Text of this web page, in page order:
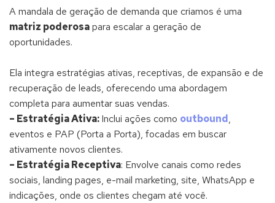
A mandala de geração de demanda que criamos é uma
matriz poderosapara escalar a geração de
oportunidades.
Ela integra estratégias ativas, receptivas, de expansão e de
recuperação de leads, oferecendo uma abordagem
completa para aumentar suas vendas.
– Estratégia Ativa:Inclui ações como outbound,
eventos e PAP (Porta a Porta), focadas em buscar
ativamente novos clientes.
– Estratégia Receptiva: Envolve canais como redes
sociais, landing pages, e-mail marketing, site, WhatsApp e
indicações, onde os clientes chegam até você.